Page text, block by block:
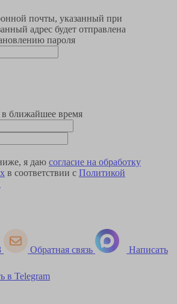
почты, указанный при
адрес будет отправлена
пароля
ближайшее время
я даю согласие на обработку
в соответствии с Политикой
Обратная связь Написать
в Telegram